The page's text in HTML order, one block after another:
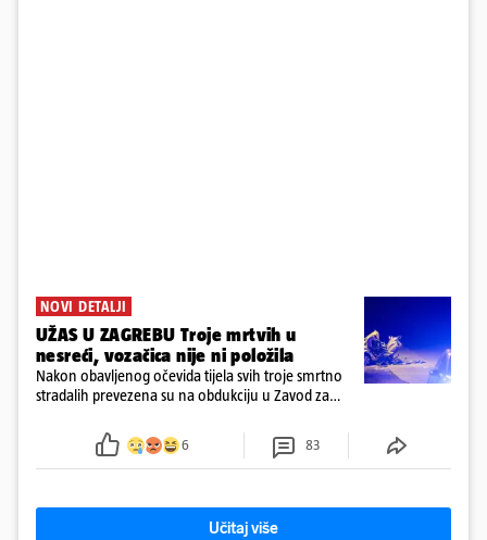
NOVI DETALJI
UŽAS U ZAGREBU Troje mrtvih u
nesreći, vozačica nije ni položila
Nakon obavljenog očevida tijela svih troje smrtno
stradalih prevezena su na obdukciju u Zavod za
policija nastavlja kriminalističko istraživanje
6 83
Učitaj više